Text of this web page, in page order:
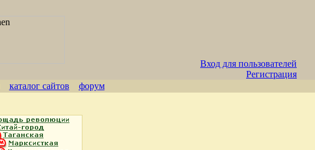
Вход для пользователей
Регистрация
каталог сайтов форум